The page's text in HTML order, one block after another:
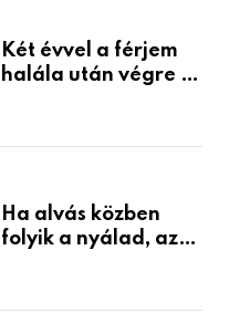
Két évvel a férjem
halála után végre át
holmiját – amit
életemet
Ha alvás közben
folyik a nyálad, az